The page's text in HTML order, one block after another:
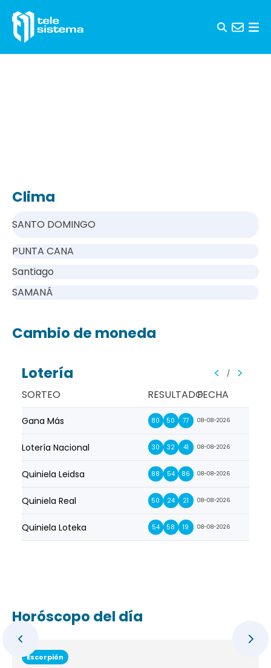
Clima
SANTO DOMINGO
PUNTA CANA
Santiago
SAMANÁ
Cambio de moneda
Lotería /
SORTEO RESULTADOFECHA
Gana Más 80 50 77 08-08-2026
Lotería Nacional 30 32 41 08-08-2026
Quiniela Leidsa 88 54 86 08-08-2026
Quiniela Real 50 24 21 08-08-2026
Quiniela Loteka 54 58 19 08-08-2026
Horóscopo del día
Escorpión